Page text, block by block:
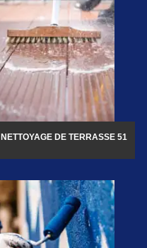
NETTOYAGE DE TERRASSE 51